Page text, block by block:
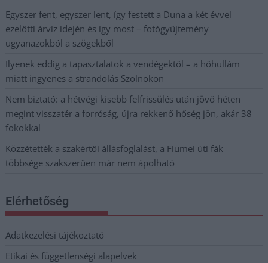
Egyszer fent, egyszer lent, így festett a Duna a két évvel
ezelőtti árvíz idején és így most – fotógyűjtemény
ugyanazokból a szögekből
Ilyenek eddig a tapasztalatok a vendégektől – a hőhullám
miatt ingyenes a strandolás Szolnokon
Nem biztató: a hétvégi kisebb felfrissülés után jövő héten
megint visszatér a forróság, újra rekkenő hőség jön, akár 38
fokokkal
Közzétették a szakértői állásfoglalást, a Fiumei úti fák
többsége szakszerűen már nem ápolható
Elérhetőség
Adatkezelési tájékoztató
Etikai és függetlenségi alapelvek